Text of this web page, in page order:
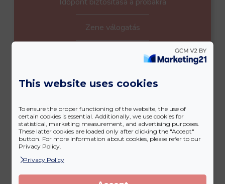
Időpont biztosítása a próbákra
Zene válogatás
Választott zenék összemixelése
Garantálom, hogy időben felkészültök, a lehető
Helyszíni főpróba
Egyéb felmerülő speciális kérés megoldása
gyakorolni
This website uses cookies
To ensure the proper functioning of the website, the use of
certain cookies is essential. Additionally, we use cookies for
statistical, marketing measurement, and advertising purposes.
These latter cookies are loaded only after clicking the "Accept"
button. For more information about cookies, please refer to our
Privacy Policy.
Privacy Policy